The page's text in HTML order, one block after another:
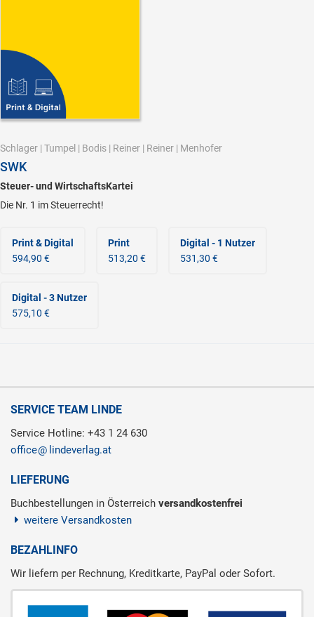
Schlager | Tumpel | Bodis | Reiner | Reiner | Menhofer
SWK
Steuer- und WirtschaftsKartei
Die Nr. 1 im Steuerrecht!
Print & Digital
594,90 €
Print
513,20 €
Digital - 1 Nutzer
531,30 €
Digital - 3 Nutzer
575,10 €
SERVICE TEAM LINDE
Service Hotline: +43 1 24 630
office
lindeverlag.at
LIEFERUNG
Buchbestellungen in Österreich versandkostenfrei
weitere Versandkosten
BEZAHLINFO
Wir liefern per Rechnung, Kreditkarte, PayPal oder Sofort.